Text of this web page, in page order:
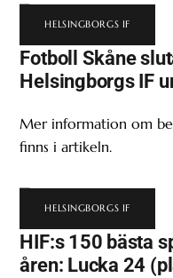
HELSINGBORGS IF
Fotboll Skåne
Helsingborgs IF
Mer information om
finns i artikeln.
HELSINGBORGS IF
HIF:s 150 bästa
åren: Lucka 24